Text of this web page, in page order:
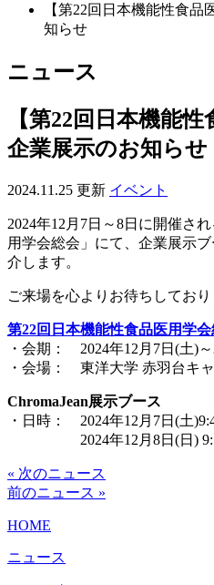
【第22回日本機能性食
知らせ
ニュース
【第22回日本機能性
企業展示のお知らせ
2024.11.25 更新 イベント
2024年12月7日～8日に開催さ
用学会総会」にて、企業展示
介します。
ご来場を心よりお待ちしており
第22回日本機能性食品医用学
・会期： 2024年12月7日(土)
・会場： 東洋大学 赤羽台キ
ChromaJean展示ブース
・日時： 2024年12月7日(土
2024年12月8日(日)
« 次のニュース
前のニュース »
HOME
ニュース